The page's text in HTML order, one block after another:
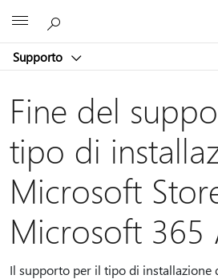
Supporto
Fine del
tipo di
Microsoft
Microsoft 365
Il supporto per il tipo di installazione